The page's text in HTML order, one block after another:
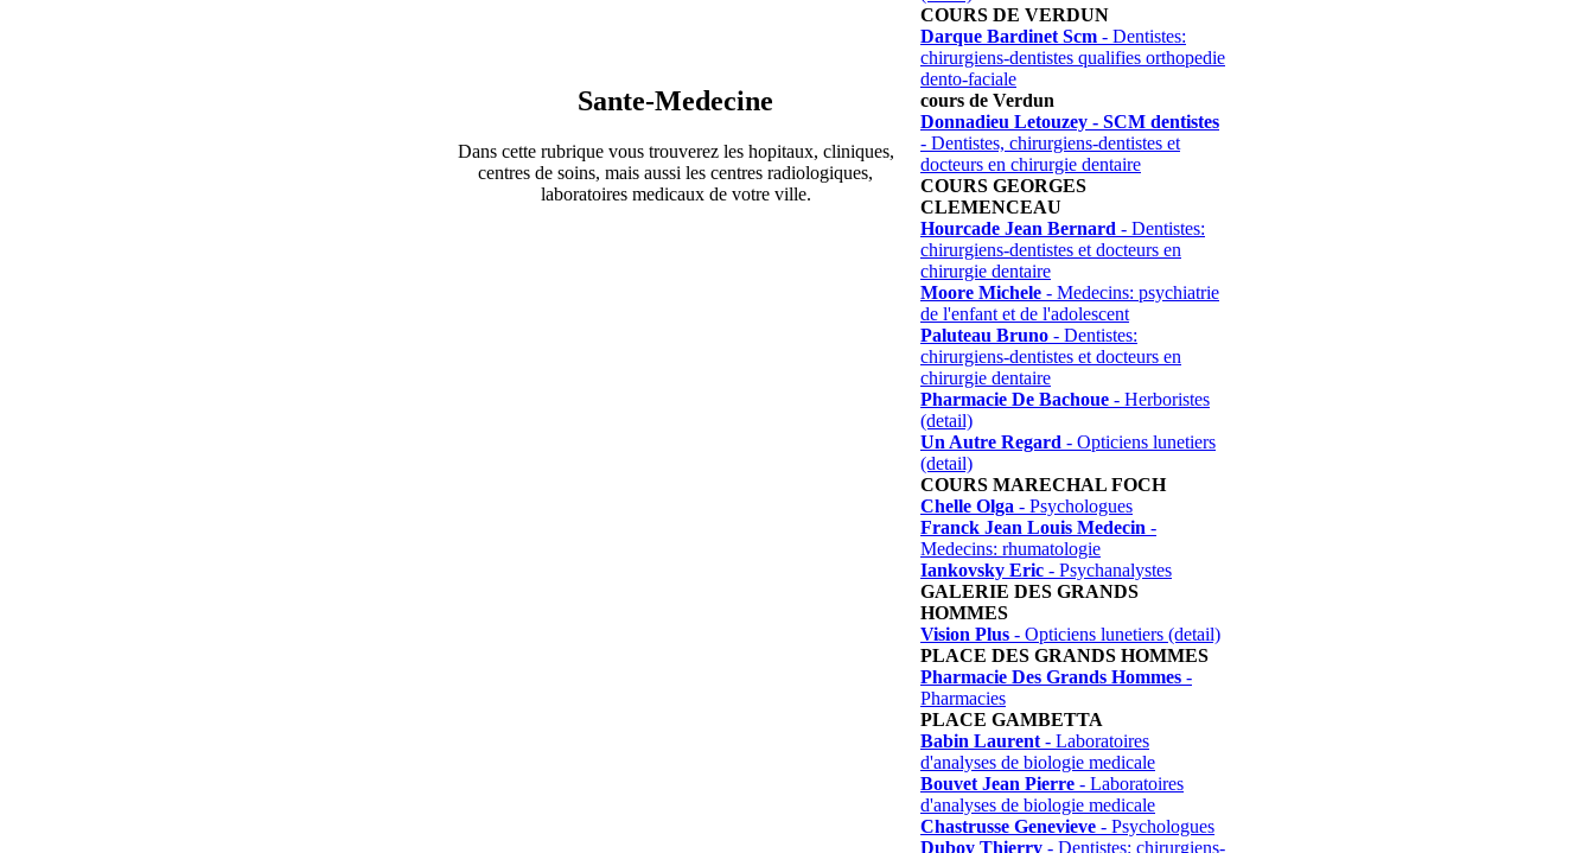
Sante-Medecine
Dans cette rubrique vous trouverez les hopitaux, cliniques,
centres de soins, mais aussi les centres radiologiques,
laboratoires medicaux de votre ville.
COURS DE VERDUN
Darque Bardinet Scm - Dentistes:
chirurgiens-dentistes qualifies orthopedie
dento-faciale
cours de Verdun
Donnadieu Letouzey - SCM dentistes
- Dentistes, chirurgiens-dentistes et
docteurs en chirurgie dentaire
COURS GEORGES
CLEMENCEAU
Hourcade Jean Bernard - Dentistes:
chirurgiens-dentistes et docteurs en
chirurgie dentaire
Moore Michele - Medecins: psychiatrie
de l'enfant et de l'adolescent
Paluteau Bruno - Dentistes:
chirurgiens-dentistes et docteurs en
chirurgie dentaire
Pharmacie De Bachoue - Herboristes
(detail)
Un Autre Regard - Opticiens lunetiers
(detail)
COURS MARECHAL FOCH
Chelle Olga - Psychologues
Franck Jean Louis Medecin -
Medecins: rhumatologie
Iankovsky Eric - Psychanalystes
GALERIE DES GRANDS
HOMMES
Vision Plus - Opticiens lunetiers (detail)
PLACE DES GRANDS HOMMES
Pharmacie Des Grands Hommes -
Pharmacies
PLACE GAMBETTA
Babin Laurent - Laboratoires
d'analyses de biologie medicale
Bouvet Jean Pierre - Laboratoires
d'analyses de biologie medicale
Chastrusse Genevieve - Psychologues
Duboy Thierry - Dentistes: chirurgiens-